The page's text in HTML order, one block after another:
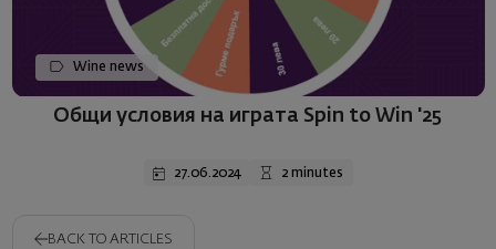
Wine news
Общи условия на играта Spin to Win '25
27.06.2024 2 minutes
BACK TO ARTICLES